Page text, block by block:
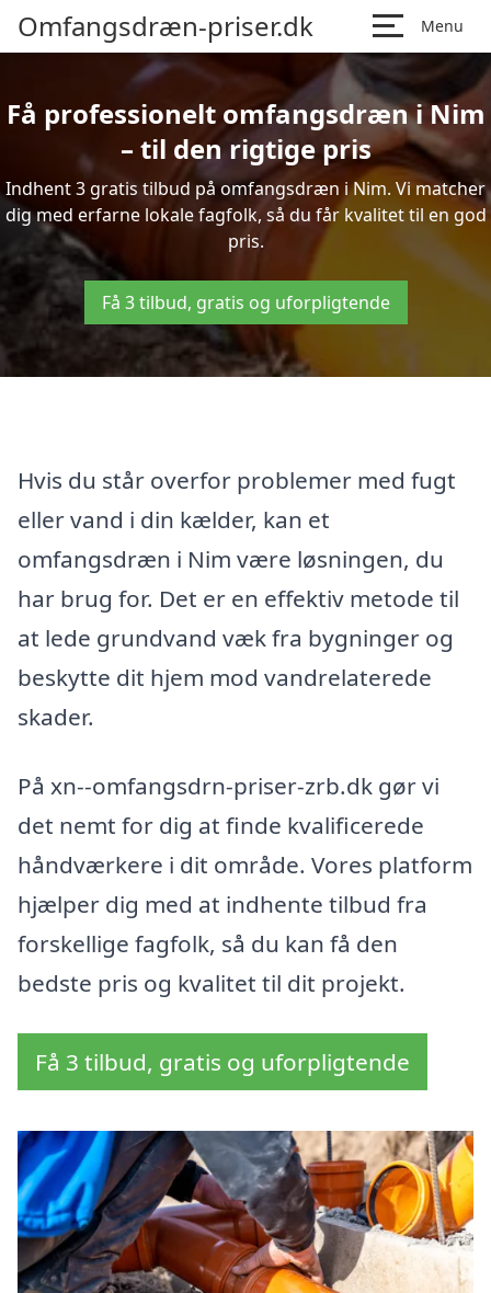
Omfangsdræn-priser.dk Menu
Få professionelt omfangsdræn i Nim
– til den rigtige pris
Indhent 3 gratis tilbud på omfangsdræn i Nim. Vi matcher
dig med erfarne lokale fagfolk, så du får kvalitet til en god
pris.
Få 3 tilbud, gratis og uforpligtende
Hvis du står overfor problemer med fugt
eller vand i din kælder, kan et
omfangsdræn i Nim være løsningen, du
har brug for. Det er en effektiv metode til
at lede grundvand væk fra bygninger og
beskytte dit hjem mod vandrelaterede
skader.
På xn--omfangsdrn-priser-zrb.dk gør vi
det nemt for dig at finde kvalificerede
håndværkere i dit område. Vores platform
hjælper dig med at indhente tilbud fra
forskellige fagfolk, så du kan få den
bedste pris og kvalitet til dit projekt.
Få 3 tilbud, gratis og uforpligtende